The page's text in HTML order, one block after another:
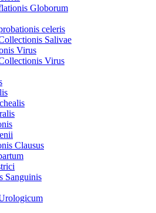
Globorum
celeris
Salivae
Virus
Virus
Clausus
Sanguinis